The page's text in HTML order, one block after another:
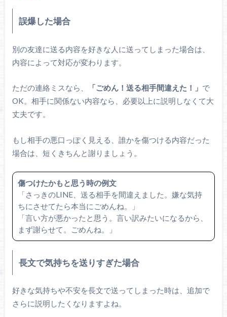
誤爆した場合
別の友達に送る内容を好きな人に送ってしまった場合は、
内容によって対応が変わります。
ただの連絡ミスなら、 「ごめん！送る相手間違えた！」 で
OK。相手に関係ない内容なら、必要以上に説明しなくて大
丈夫です。
もし相手の悪口っぽく見える、誰かを傷つける内容だった
場合は、短くきちんと謝りましょう。
傷つけたかもと思う時の例文
「さっきのLINE、送る相手を間違えました。嫌な気持
ちにさせてたら本当にごめんね。」
「言い方が悪かったと思う。言い訳みたいになるから、
まず謝らせて。ごめんね。」
長文で気持ちを送りすぎた場合
好きな気持ちや不安を長文で送ってしまった時は、追加で
さらに説明したくなりますよね。